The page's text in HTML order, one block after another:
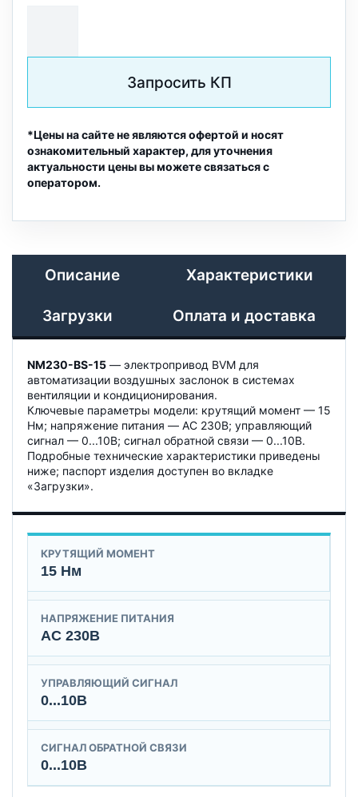
Запросить КП
*Цены на сайте не являются офертой и носят
ознакомительный характер, для уточнения
актуальности цены вы можете связаться с
оператором.
Описание Характеристики
Загрузки Оплата и доставка
NM230-BS-15 — электропривод BVM для
автоматизации воздушных заслонок в системах
вентиляции и кондиционирования.
Ключевые параметры модели: крутящий момент — 15
Нм; напряжение питания — AC 230B; управляющий
сигнал — 0...10В; сигнал обратной связи — 0...10В.
Подробные технические характеристики приведены
ниже; паспорт изделия доступен во вкладке
«Загрузки».
КРУТЯЩИЙ МОМЕНТ
15 Нм
НАПРЯЖЕНИЕ ПИТАНИЯ
AC 230B
УПРАВЛЯЮЩИЙ СИГНАЛ
0...10В
СИГНАЛ ОБРАТНОЙ СВЯЗИ
0...10В